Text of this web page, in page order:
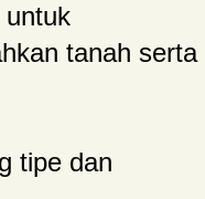
untuk
tanah serta
tipe dan